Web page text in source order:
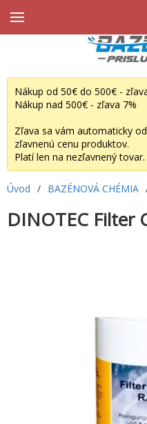
Nákup od 50€ do 500€ -
Nákup nad 500€ - zľava 7%
Zľava sa vám automaticky
zľavnenú cenu produktov.
Platí len na nezľavnený tovar.
Úvod / BAZÉNOVÁ CHÉMIA
DINOTEC Filter